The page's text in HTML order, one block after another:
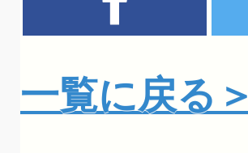
一覧に戻る＞